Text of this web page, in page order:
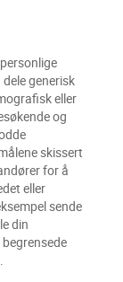
generisk
eller
og
skissert
for å
eller
sende
din